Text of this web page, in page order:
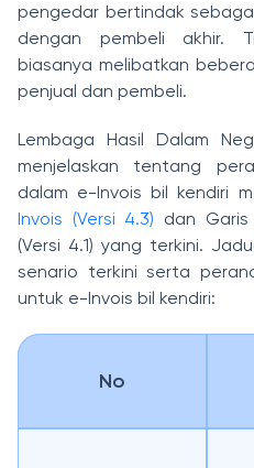
pengedar bertindak
dengan pembeli akhir.
biasanya melibatkan
penjual dan pembeli.
Lembaga Hasil Dalam
menjelaskan tentang
dalam e-Invois bil kendiri
Invois (Versi 4.3) dan Garis
(Versi 4.1) yang terkini.
senario terkini serta
untuk e-Invois bil kendiri:
No